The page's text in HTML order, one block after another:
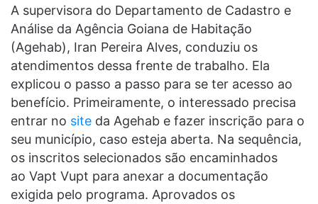
A supervisora do Departamento de Cadastro e
Análise da Agência Goiana de Habitação
(Agehab), Iran Pereira Alves, conduziu os
atendimentos dessa frente de trabalho. Ela
explicou o passo a passo para se ter acesso ao
benefício. Primeiramente, o interessado precisa
entrar no site da Agehab e fazer inscrição para o
seu município, caso esteja aberta. Na sequência,
os inscritos selecionados são encaminhados
ao Vapt Vupt para anexar a documentação
exigida pelo programa. Aprovados os